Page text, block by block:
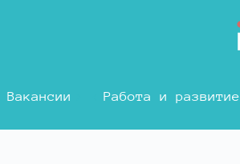
Вакансии Работа и развитие